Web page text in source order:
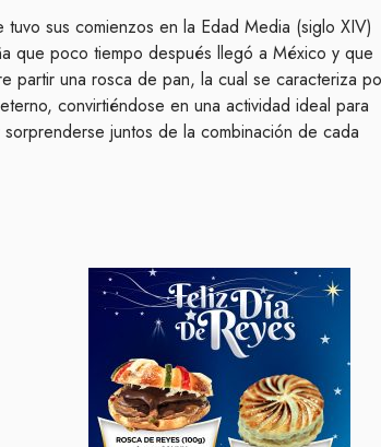
sus comienzos en la Edad Media (siglo XIV)
que poco tiempo después llegó a México y que
partir una rosca de pan, la cual se caracteriza
convirtiéndose en una actividad ideal para
juntos de la combinación de cada